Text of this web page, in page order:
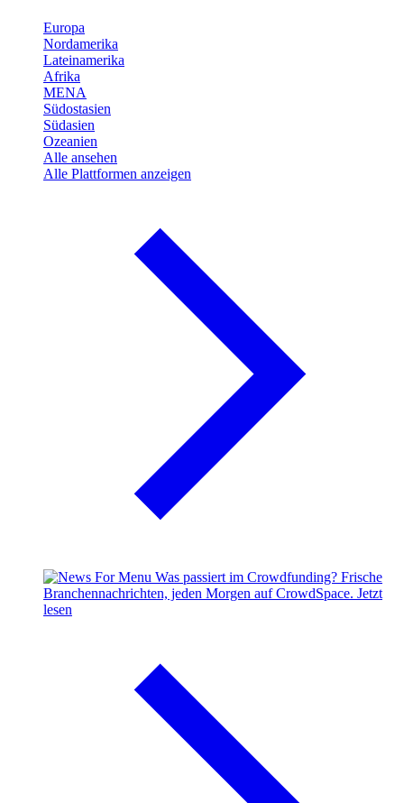
Europa
Nordamerika
Lateinamerika
Afrika
MENA
Südostasien
Südasien
Ozeanien
Alle ansehen
Alle Plattformen anzeigen
Was passiert im Crowdfunding? Frische
Branchennachrichten, jeden Morgen auf CrowdSpace. Jetzt
lesen